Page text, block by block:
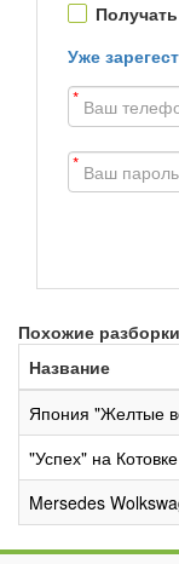
Уже
*
*
Похожие
Название
Япония "Желтые
"Успех" на Котовке
Mersedes